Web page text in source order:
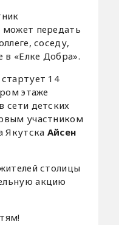
может передать
соседу,
в «Елке Добра».
14
этаже
сети детских
участником
Якутска Айсен
столицы
акцию